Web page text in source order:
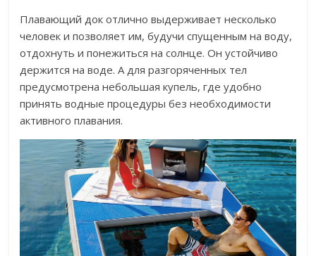
Плавающий док отлично выдерживает несколько
человек и позволяет им, будучи спущенным на воду,
отдохнуть и понежиться на солнце. Он устойчиво
держится на воде. А для разгоряченных тел
предусмотрена небольшая купель, где удобно
принять водные процедуры без необходимости
активного плавания.